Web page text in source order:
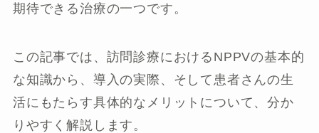
期待できる治療の一つです。
この記事では、訪問診療におけるNPPVの基本的
な知識から、導入の実際、そして患者さんの生
活にもたらす具体的なメリットについて、分か
りやすく解説します。